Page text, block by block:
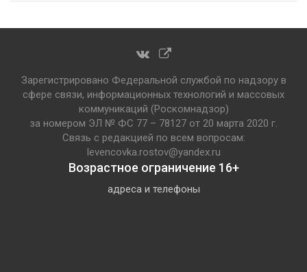
Зарегистрировано Федеральной службой по надзору в
сфере связи, информационных технологий и массовых
коммуникаций (Роскомнадзор)
за номером ЭЛ № ФС 77 – 78127 от 20 марта 2020 г.
Связь с редакцией по всем вопросам:
levencovka.rostov@yandex.ru
Возрастное ограничение 16+
адреса и телефоны